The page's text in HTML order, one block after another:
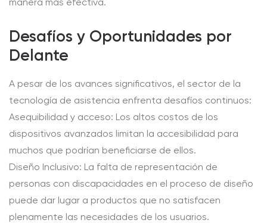
Desafíos y Oportunidades por
Delante
A pesar de los avances significativos, el sector de la
tecnología de asistencia enfrenta desafíos continuos:
Asequibilidad y acceso: Los altos costos de los
dispositivos avanzados limitan la accesibilidad para
muchos que podrían beneficiarse de ellos.
Diseño Inclusivo: La falta de representación de
personas con discapacidades en el proceso de diseño
puede dar lugar a productos que no satisfacen
plenamente las necesidades de los usuarios.